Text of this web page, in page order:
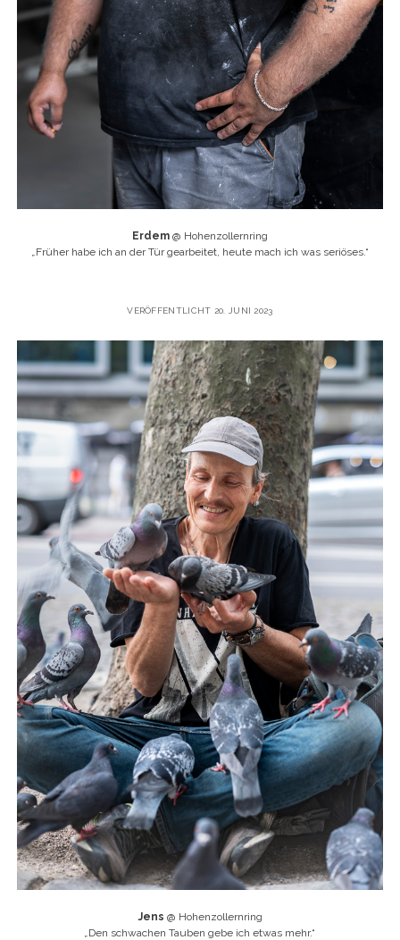
Erdem @ Hohenzollernring
„Früher habe ich an der Tür gearbeitet, heute mach ich was seriöses.“
VERÖFFENTLICHT 20. JUNI 2023
Jens @ Hohenzollernring
„Den schwachen Tauben gebe ich etwas mehr.“